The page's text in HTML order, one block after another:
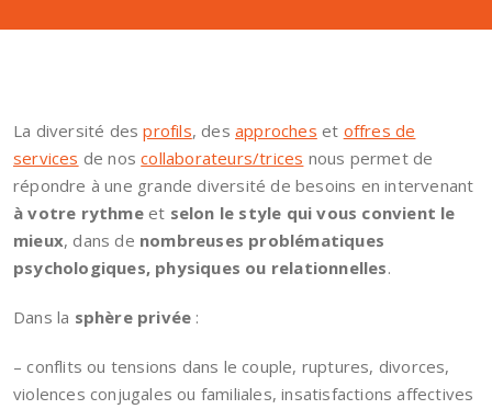
La diversité desprofils, desapproches et offres de
services de noscollaborateurs/trices nous permet de
répondre à une grande diversité de besoins en intervenant
à votre rythmeet selon le style qui vous convient le
mieux, dans de nombreuses problématiques
psychologiques, physiques ou relationnelles.
Dans la sphère privée :
– conflits ou tensions dans le couple, ruptures, divorces,
violences conjugales ou familiales, insatisfactions affectives